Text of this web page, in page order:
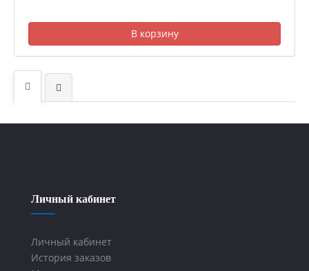
В корзину
Личный кабинет
Личный кабинет
История заказов